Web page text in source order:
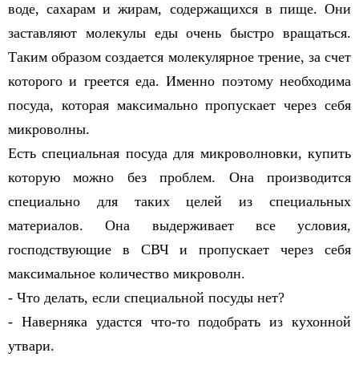
воде, сахарам и жирам, содержащихся в пище. Они
заставляют молекулы еды очень быстро вращаться.
Таким образом создается молекулярное трение, за счет
которого и греется еда. Именно поэтому необходима
посуда, которая максимально пропускает через себя
микроволны.
Есть специальная посуда для микроволновки, купить
которую можно без проблем. Она производится
специально для таких целей из специальных
материалов. Она выдерживает все условия,
господствующие в СВЧ и пропускает через себя
максимальное количество микроволн.
- Что делать, если специальной посуды нет?
- Наверняка удастся что-то подобрать из кухонной
утвари.